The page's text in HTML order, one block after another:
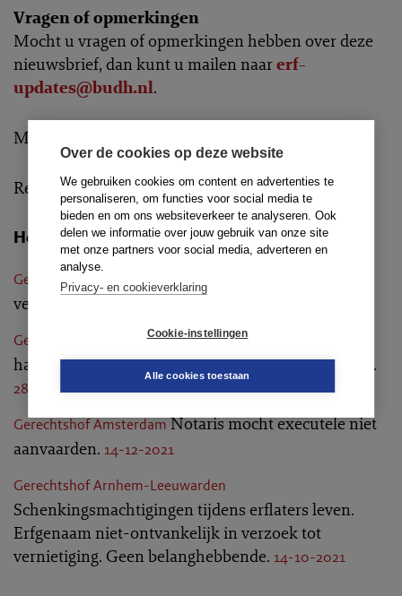
Over de cookies op deze website
We gebruiken cookies om content en advertenties te
personaliseren, om functies voor social media te
bieden en om ons websiteverkeer te analyseren. Ook
delen we informatie over jouw gebruik van onze site
met onze partners voor social media, adverteren en
analyse.
Privacy- en cookieverklaring
Cookie-instellingen
Alle cookies toestaan
Vragen of opmerkingen
Mocht u vragen of opmerkingen hebben over deze
nieuwsbrief, dan kunt u mailen naarerf-
updates@budh.nl.
Met vriendelijke groet,
Redactie ERF Updates
Hof
Gerechtshof Arnhem-Leeuwarden
verzwegen contanten in Duitse kluis.
Gerechtshof Arnhem-LeeuwardenZus van erflater
handelt niet onrechtmatig en is niet schadeplichtig.
28-12-2021
Gerechtshof Amsterdam Notaris mocht executele niet
aanvaarden. 14-12-2021
Gerechtshof Arnhem-Leeuwarden
Schenkingsmachtigingen tijdens erflaters leven.
Erfgenaam niet-ontvankelijk in verzoek tot
vernietiging. Geen belanghebbende. 14-10-2021